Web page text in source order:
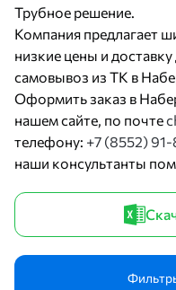
Трубное решение.
Компания предлагает
низкие цены и
самовывоз из ТК в
Оформить заказ в
нашем сайте, по почте
телефону: +7 (8552)
наши консультанты